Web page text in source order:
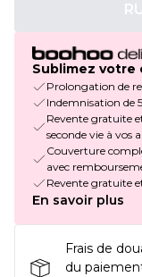
Sublimez votre
Prolongation de
Indemnisation de
Revente gratuite
seconde vie à vos
Couverture
avec
Revente gratuite
En savoir plus
Frais de
du